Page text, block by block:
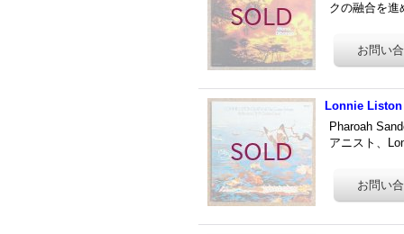
クの融合を
Lonnie
Pharoah
アニスト、